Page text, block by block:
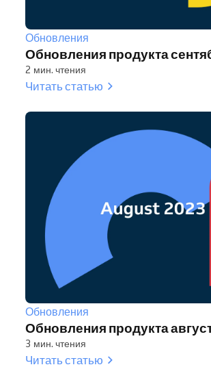
Обновления
Обновления продукта
2 мин. чтения
Читать статью
Обновления
Обновления продукта
3 мин. чтения
Читать статью